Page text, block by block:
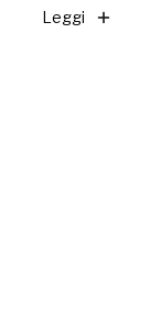
Leggi